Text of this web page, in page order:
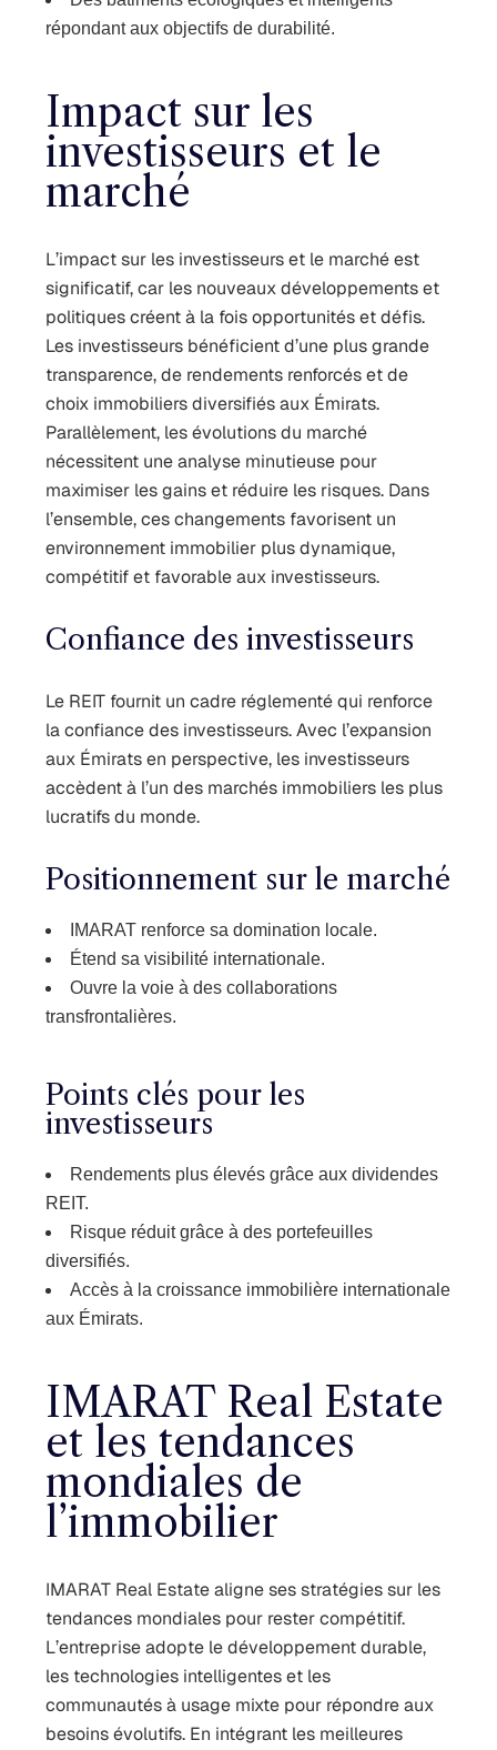
répondant aux objectifs de durabilité.
Impact sur les
investisseurs et le
marché
L’impact sur les investisseurs et le marché est
significatif, car les nouveaux développements et
politiques créent à la fois opportunités et défis.
Les investisseurs bénéficient d’une plus grande
transparence, de rendements renforcés et de
choix immobiliers diversifiés aux Émirats.
Parallèlement, les évolutions du marché
nécessitent une analyse minutieuse pour
maximiser les gains et réduire les risques. Dans
l’ensemble, ces changements favorisent un
environnement immobilier plus dynamique,
compétitif et favorable aux investisseurs.
Confiance des investisseurs
Le REIT fournit un cadre réglementé qui renforce
la confiance des investisseurs. Avec l’expansion
aux Émirats en perspective, les investisseurs
accèdent à l’un des marchés immobiliers les plus
lucratifs du monde.
Positionnement sur le marché
IMARAT renforce sa domination locale.
Étend sa visibilité internationale.
Ouvre la voie à des collaborations
transfrontalières.
Points clés pour les
investisseurs
Rendements plus élevés grâce aux dividendes
REIT.
Risque réduit grâce à des portefeuilles
diversifiés.
Accès à la croissance immobilière internationale
aux Émirats.
IMARAT Real Estate
et les tendances
mondiales de
l’immobilier
IMARAT Real Estate aligne ses stratégies sur les
tendances mondiales pour rester compétitif.
L’entreprise adopte le développement durable,
les technologies intelligentes et les
communautés à usage mixte pour répondre aux
besoins évolutifs. En intégrant les meilleures